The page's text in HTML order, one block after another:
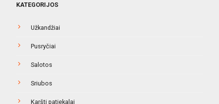
KATEGORIJOS
Užkandžiai
Pusryčiai
Salotos
Sriubos
Karšti patiekalai